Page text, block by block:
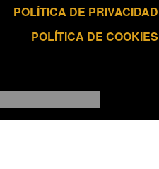
POLÍTICA DE PRIVACIDAD
POLÍTICA DE COOKIES